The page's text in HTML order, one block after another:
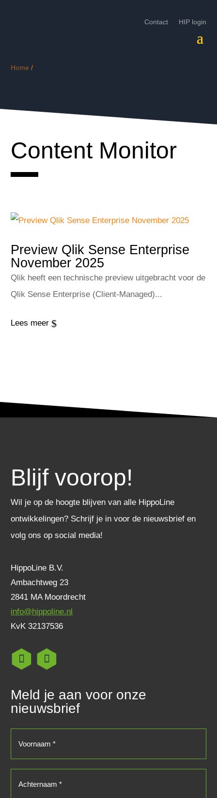
Contact HIP login
Home /
Content Monitor
Preview Qlik Sense Enterprise
November 2025
Qlik heeft een technische preview uitgebracht voor de
Qlik Sense Enterprise (Client-Managed)...
Lees meer $
Blijf voorop!
Wil je op de hoogte blijven van alle HippoLine
ontwikkelingen? Schrijf je in voor de nieuwsbrief en
volg ons op social media!
HippoLine B.V.
Ambachtweg 23
2841 MA Moordrecht
info@hippoline.nl
KvK 32137536
Meld je aan voor onze
nieuwsbrief